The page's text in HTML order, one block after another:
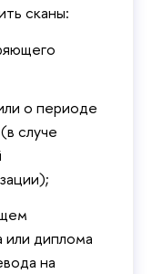
сканы:
о периоде
случе
или диплома
на